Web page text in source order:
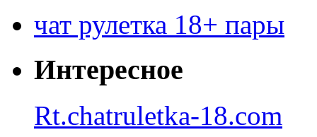
чат рулетка 18+ пары
Интересное
Rt.chatruletka-18.com